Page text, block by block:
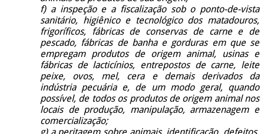
f) a inspeção e a fiscalização sob o ponto-de-vista
sanitário, higiênico e tecnológico dos matadouros,
frigoríficos, fábricas de conservas de carne e de
pescado, fábricas de banha e gorduras em que se
empregam produtos de origem animal, usinas e
fábricas de lacticínios, entrepostos de carne, leite
peixe, ovos, mel, cera e demais derivados da
indústria pecuária e, de um modo geral, quando
possível, de todos os produtos de origem animal nos
locais de produção, manipulação, armazenagem e
comercialização;